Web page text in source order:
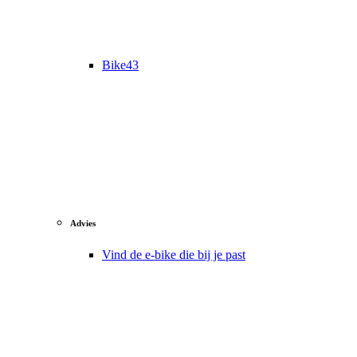
Bike43
Advies
Vind de e-bike die bij je past